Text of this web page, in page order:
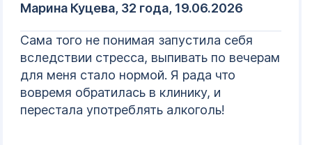
Марина Куцева, 32 года, 19.06.2026
Сама того не понимая запустила себя
вследствии стресса, выпивать по вечерам
для меня стало нормой. Я рада что
вовремя обратилась в клинику, и
перестала употреблять алкоголь!